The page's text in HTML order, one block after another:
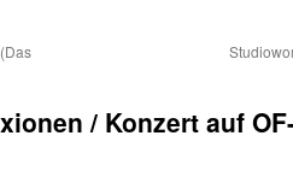
/ Konzert auf